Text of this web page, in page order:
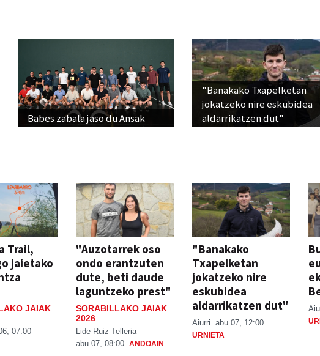
Babes zabala jaso du Ansak
"Banakako Txapelketan
jokatzeko nire eskubidea
aldarrikatzen dut"
Trail,
jaietako
JAIAK
07:00
"Auzotarrek oso
ondo erantzuten
dute, beti daude
laguntzeko prest"
SORABILLAKO JAIAK
2026
Lide Ruiz Telleria
abu 07, 08:00 ANDOAIN
"Banakako
Txapelketan
jokatzeko nire
eskubidea
aldarrikatzen dut"
Aiurri abu 07, 12:00
URNIETA